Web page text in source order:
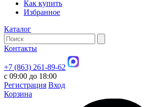
Как купить
Избранное
Каталог
Контакты
+7 (863) 261-89-62
с 09:00 до 18:00
Регистрация Вход
Корзина